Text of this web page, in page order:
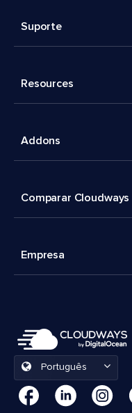
Suporte
Resources
Addons
Comparar Cloudways
Empresa
Português